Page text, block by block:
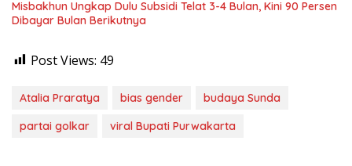
Misbakhun Ungkap Dulu Subsidi Telat 3-4 Bulan, Kini 90 Persen
Dibayar Bulan Berikutnya
Post Views: 49
Atalia Praratya bias gender
budaya Sunda
partai golkar
viral Bupati Purwakarta